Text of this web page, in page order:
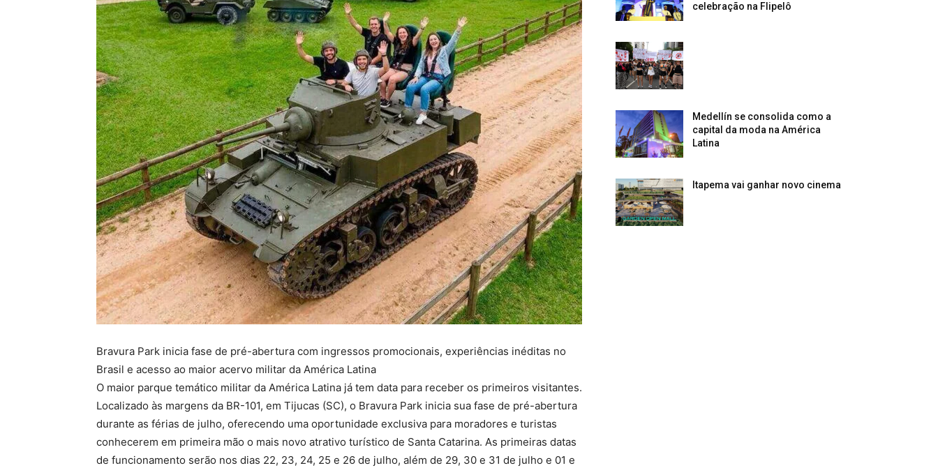
Bravura Park inicia fase de pré-abertura com ingressos promocionais, experiências inéditas no
Brasil e acesso ao maior acervo militar da América Latina
O maior parque temático militar da América Latina já tem data para receber os primeiros visitantes.
Localizado às margens da BR-101, em Tijucas (SC), o Bravura Park inicia sua fase de pré-abertura
durante as férias de julho, oferecendo uma oportunidade exclusiva para moradores e turistas
conhecerem em primeira mão o mais novo atrativo turístico de Santa Catarina. As primeiras datas
de funcionamento serão nos dias 22, 23, 24, 25 e 26 de julho, além de 29, 30 e 31 de julho e 01 e
celebração na Flipelô
Medellín se consolida como a
capital da moda na América
Latina
Itapema vai ganhar novo cinema